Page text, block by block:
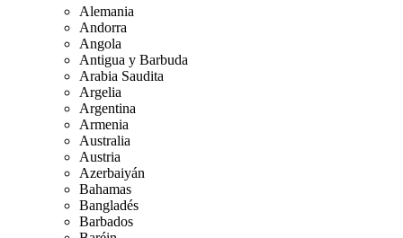
Alemania
Andorra
Angola
Antigua y Barbuda
Arabia Saudita
Argelia
Argentina
Armenia
Australia
Austria
Azerbaiyán
Bahamas
Bangladés
Barbados